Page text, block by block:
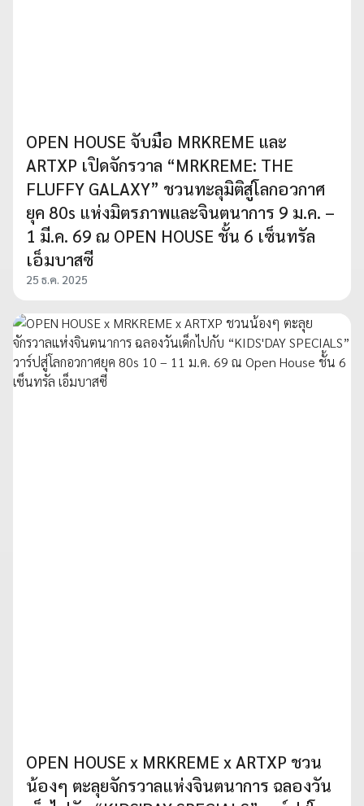
OPEN HOUSE จับมือ MRKREME และ
ARTXP เปิดจักรวาล “MRKREME: THE
FLUFFY GALAXY” ชวนทะลุมิติสู่โลกอวกาศ
ยุค 80s แห่งมิตรภาพและจินตนาการ 9 ม.ค. –
1 มี.ค. 69 ณ OPEN HOUSE ชั้น 6 เซ็นทรัล
เอ็มบาสซี
25 ธ.ค. 2025
OPEN HOUSE x MRKREME x ARTXP ชวน
น้องๆ ตะลุยจักรวาลแห่งจินตนาการ ฉลองวัน